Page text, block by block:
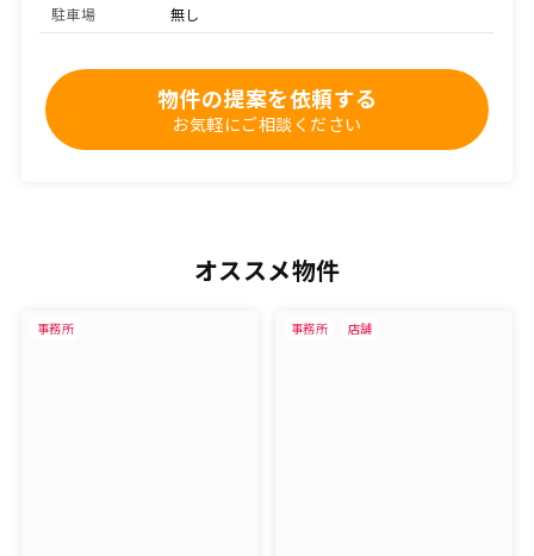
駐車場
無し
物件の提案を依頼する
お気軽にご相談ください
オススメ物件
事務所 事務所 店舗